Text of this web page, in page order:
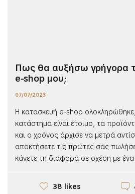
Πως θα αυξήσω γρήγορα
e-shop μου;
07/07/2023
Η κατασκευή e-shop
κατάστημα είναι έτοιμο, τα
και ο χρόνος άρχισε να μετρά
αποκτήσετε τις πρώτες σας
κάνετε τη διαφορά σε σχέση με ένα
38 likes